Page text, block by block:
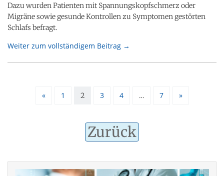
Dazu wurden Patienten mit Spannungskopfschmerz oder
Migräne sowie gesunde Kontrollen zu Symptomen gestörten
Schlafs befragt.
Weiter zum vollständigem Beitrag →
« 1 2 3 4 … 7 »
Zurück